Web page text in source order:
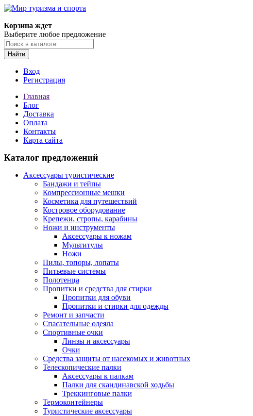
Корзина ждет
Выберите любое предложение
Найти
Вход
Регистрация
Главная
Блог
Доставка
Оплата
Контакты
Карта сайта
Каталог предложений
Аксессуары туристические
Бандажи и тейпы
Компрессионные мешки
Косметика для путешествий
Костровое оборудование
Крепежи, стропы, карабины
Ножи и инструменты
Аксессуары к ножам
Мультитулы
Ножи
Пилы, топоры, лопаты
Питьевые системы
Полотенца
Пропитки и средства для стирки
Пропитки для обуви
Пропитки и стирки для одежды
Ремонт и запчасти
Спасательные одеяла
Спортивные очки
Линзы и аксессуары
Очки
Средства защиты от насекомых и животных
Телескопические палки
Аксессуары к палкам
Палки для скандинавской ходьбы
Треккинговые палки
Термоконтейнеры
Туристические аксессуары